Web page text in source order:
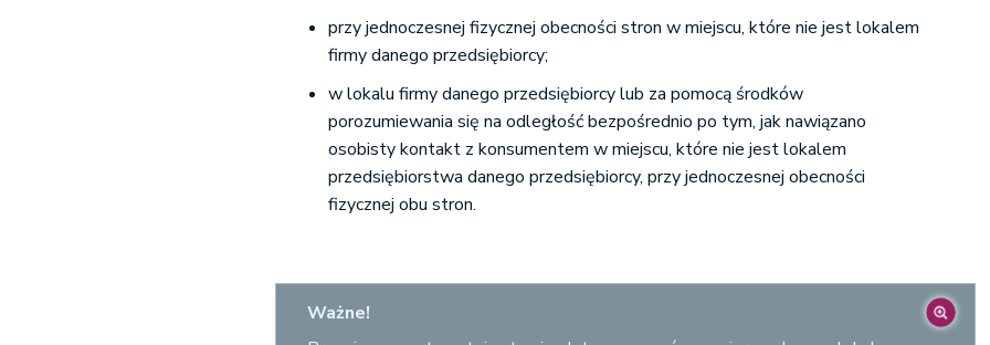
przy jednoczesnej fizycznej obecności stron w miejscu, które nie jest lokalem
firmy danego przedsiębiorcy;
w lokalu firmy danego przedsiębiorcy lub za pomocą środków
porozumiewania się na odległość bezpośrednio po tym, jak nawiązano
osobisty kontakt z konsumentem w miejscu, które nie jest lokalem
przedsiębiorstwa danego przedsiębiorcy, przy jednoczesnej obecności
fizycznej obu stron.
Ważne!